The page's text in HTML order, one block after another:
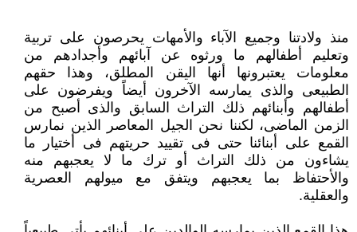
منذ ولادتنا وجميع الآباء والأمهات يحرصون على تربية
وتعليم أطفالهم ما ورثوه عن آبائهم وأجدادهم من
معلومات يعتبرونها أنها اليقن ‏المطلق، وهذا حقهم
الطبيعى والذى يمارسه الآخرون أيضاً ويفرضون على
أطفالهم وأبنائهم ذلك التراث السابق والذى أصبح من
الزمن ‏الماضى، لكننا نحن الجيل المعاصر الذين نمارس
القمع على أبنائنا حتى فى تقييد حريتهم فى أختيار ما
يشاءون من ذلك التراث أو ترك ‏ما لا يعجبهم منه
والأحتفاظ بما يعجبهم ويتفق مع ميولهم العصرية
والعقلية.‏